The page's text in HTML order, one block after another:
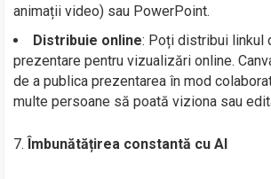
animații video) sau PowerPoint.
Distribuie online: Poți distribui linkul
prezentare pentru vizualizări online.
de a publica prezentarea în mod
multe persoane să poată viziona sau
Îmbunătățirea constantă cu AI